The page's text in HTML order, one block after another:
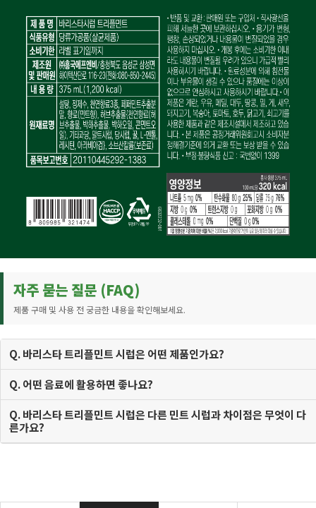
자주 묻는 질문 (FAQ)
제품 구매 및 사용 전 궁금한 내용을 확인해보세요.
Q. 바리스타 트리플민트 시럽은 어떤 제품인가요?
Q. 어떤 음료에 활용하면 좋나요?
Q. 바리스타 트리플민트 시럽은 다른 민트 시럽과 차이점은 무엇이 다
른가요?